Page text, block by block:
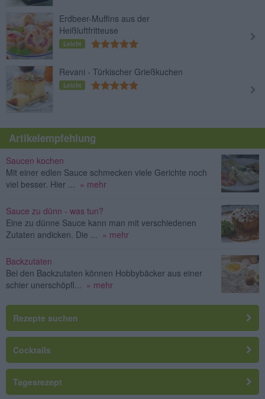
Erdbeer-Muffins aus der
Heißluftfritteuse
Leicht
Revani - Türkischer Grießkuchen
Leicht
Artikelempfehlung
Saucen kochen
Mit einer edlen Sauce schmecken viele Gerichte noch
viel besser. Hier ... » mehr
Sauce zu dünn - was tun?
Eine zu dünne Sauce kann man mit verschiedenen
Zutaten andicken. Die ... » mehr
Backzutaten
Bei den Backzutaten können Hobbybäcker aus einer
schier unerschöpfl... » mehr
Rezepte suchen
Cocktails
Tagesrezept